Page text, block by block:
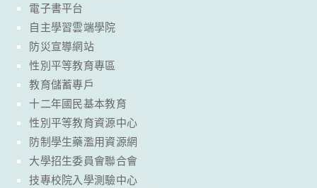
電子書平台
自主學習雲端學院
防災宣導網站
性別平等教育專區
教育儲蓄專戶
十二年國民基本教育
性別平等教育資源中心
防制學生藥濫用資源網
大學招生委員會聯合會
技專校院入學測驗中心